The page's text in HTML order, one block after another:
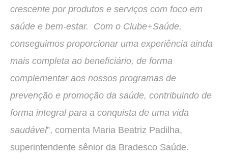
crescente por produtos e serviços com foco em
saúde e bem-estar. Com o Clube+Saúde,
conseguimos proporcionar uma experiência ainda
mais completa ao beneficiário, de forma
complementar aos nossos programas de
prevenção e promoção da saúde, contribuindo de
forma integral para a conquista de uma vida
saudável”, comenta Maria Beatriz Padilha,
superintendente sênior da Bradesco Saúde.